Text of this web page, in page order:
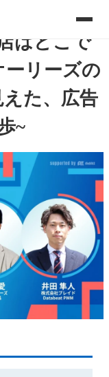
はどこで
ーリーズの
た、広告
~